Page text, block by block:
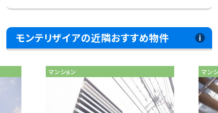
モンテリザイアの近隣おすすめ物件
マンション マン